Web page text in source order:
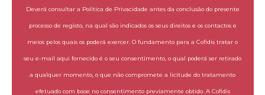
Deverá consultar a Política de Privacidade antes da conclusão do presente
processo de registo, na qual são indicados os seus direitos e os contactos e
meios pelos quais os poderá exercer. O fundamento para a Cofidis tratar o
seu e-mail aqui fornecido é o seu consentimento, o qual poderá ser retirado
a qualquer momento, o que não compromete a licitude do tratamento
efetuado com base no consentimento previamente obtido. A Cofidis